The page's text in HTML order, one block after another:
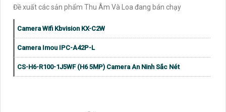
Đề xuất các sản phẩm Thu Âm Và Loa đang bán chạy
Camera Wifi Kbvision KX-C2W
Camera Imou IPC-A42P-L
CS-H6-R100-1J5WF (H6 5MP) Camera An Ninh Sắc Nét